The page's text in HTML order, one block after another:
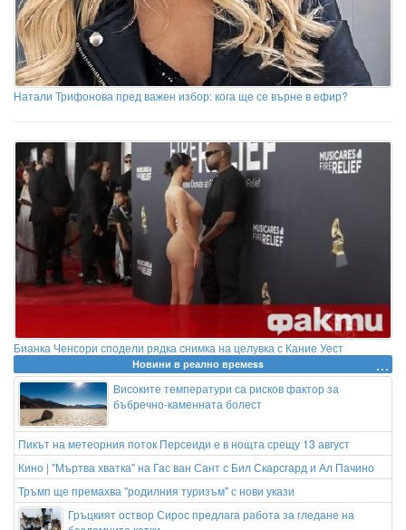
Натали Трифонова пред важен избор: кога ще се върне в ефир?
Бианка Ченсори сподели рядка снимка на целувка с Кание Уест
Новини в реално времеss
Високите температури са рисков фактор за
бъбречно-каменната болест
Пикът на метеорния поток Персеиди е в нощта срещу 13 август
Кино | "Мъртва хватка" на Гас ван Сант с Бил Скарсгард и Ал Пачино
Тръмп ще премахва "родилния туризъм" с нови укази
Гръцкият оствор Сирос предлага работа за гледане на